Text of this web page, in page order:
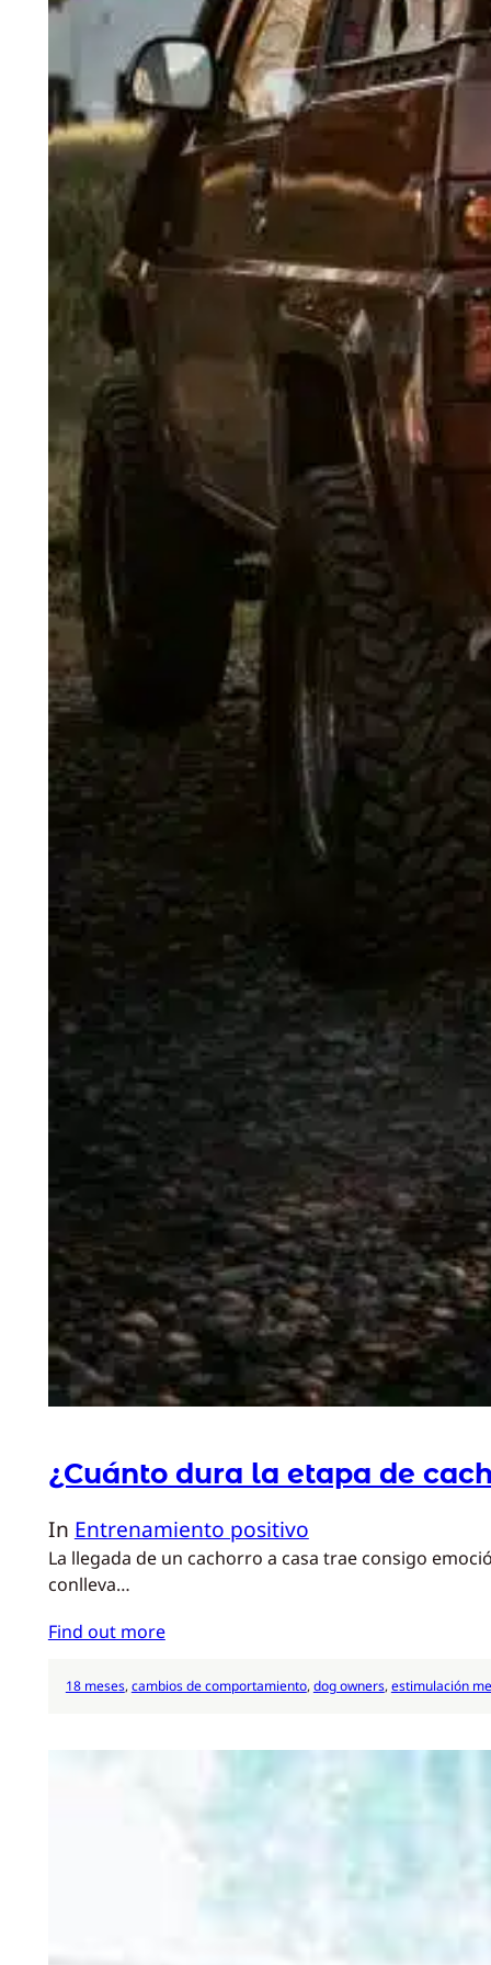
¿Cuánto dura la etapa de
In Entrenamiento positivo
La llegada de un cachorro a casa trae consigo
conlleva…
Find out more
18 meses, cambios de comportamiento, dog owners, estimulación